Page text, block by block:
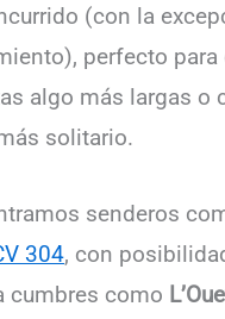
(con la
perfecto para
algo más largas o
solitario.
senderos
304, con
cumbres como